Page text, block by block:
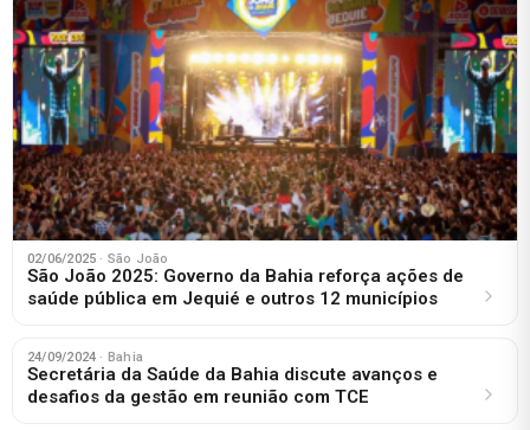
02/06/2025 · São João
São João 2025: Governo da Bahia reforça ações de
saúde pública em Jequié e outros 12 municípios
24/09/2024 · Bahia
Secretária da Saúde da Bahia discute avanços e
desafios da gestão em reunião com TCE